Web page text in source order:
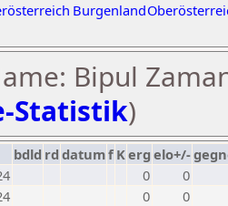
Burgenland
Bipul
Statistik)
bdld rd datumf Kerg elo+/-
0
0
0
0